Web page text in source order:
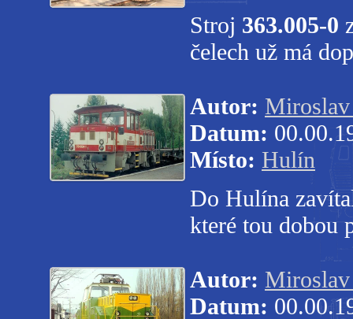
Stroj 363.005-0
čelech už má
Autor:
Datum:
Místo: Hulín
Do Hulína
které tou dobou
Autor:
Datum: